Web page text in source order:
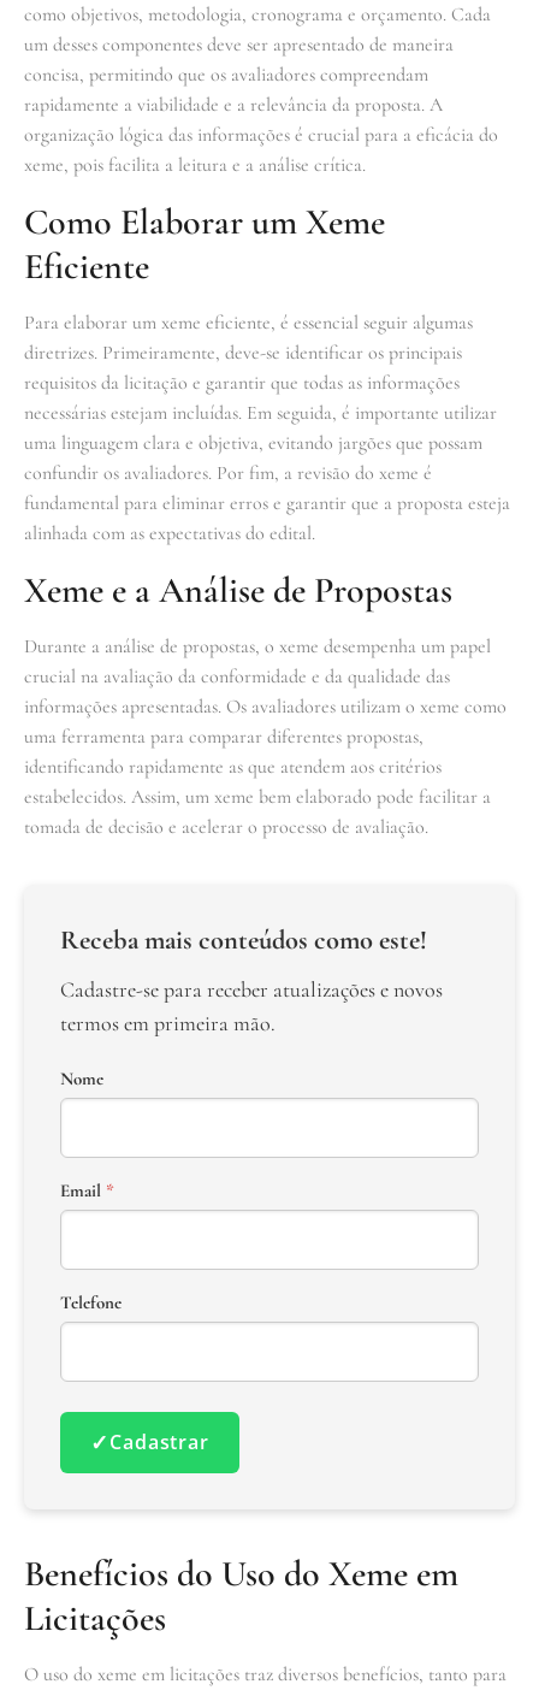
como objetivos, metodologia, cronograma e orçamento. Cada
um desses componentes deve ser apresentado de maneira
concisa, permitindo que os avaliadores compreendam
rapidamente a viabilidade e a relevância da proposta. A
organização lógica das informações é crucial para a eficácia do
xeme, pois facilita a leitura e a análise crítica.
Como Elaborar um Xeme
Eficiente
Para elaborar um xeme eficiente, é essencial seguir algumas
diretrizes. Primeiramente, deve-se identificar os principais
requisitos da licitação e garantir que todas as informações
necessárias estejam incluídas. Em seguida, é importante utilizar
uma linguagem clara e objetiva, evitando jargões que possam
confundir os avaliadores. Por fim, a revisão do xeme é
fundamental para eliminar erros e garantir que a proposta esteja
alinhada com as expectativas do edital.
Xeme e a Análise de Propostas
Durante a análise de propostas, o xeme desempenha um papel
crucial na avaliação da conformidade e da qualidade das
informações apresentadas. Os avaliadores utilizam o xeme como
uma ferramenta para comparar diferentes propostas,
identificando rapidamente as que atendem aos critérios
estabelecidos. Assim, um xeme bem elaborado pode facilitar a
tomada de decisão e acelerar o processo de avaliação.
Receba mais conteúdos como este!
Cadastre-se para receber atualizações e novos
termos em primeira mão.
Nome
Email *
Telefone
✓Cadastrar
Benefícios do Uso do Xeme em
Licitações
O uso do xeme em licitações traz diversos benefícios, tanto para